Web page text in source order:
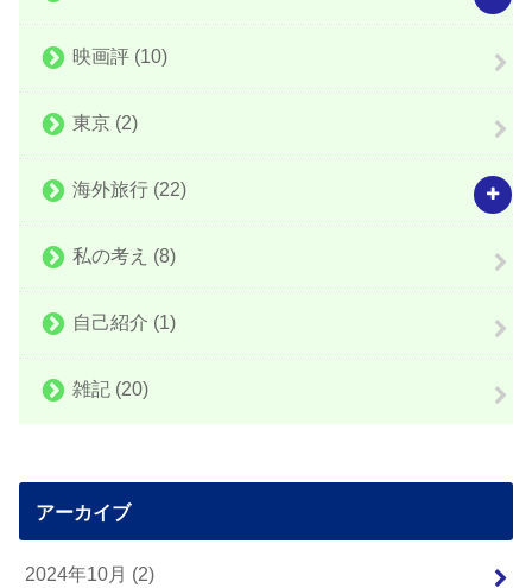
映画評 (10)
東京 (2)
海外旅行 (22)
私の考え (8)
自己紹介 (1)
雑記 (20)
アーカイブ
2024年10月 (2)